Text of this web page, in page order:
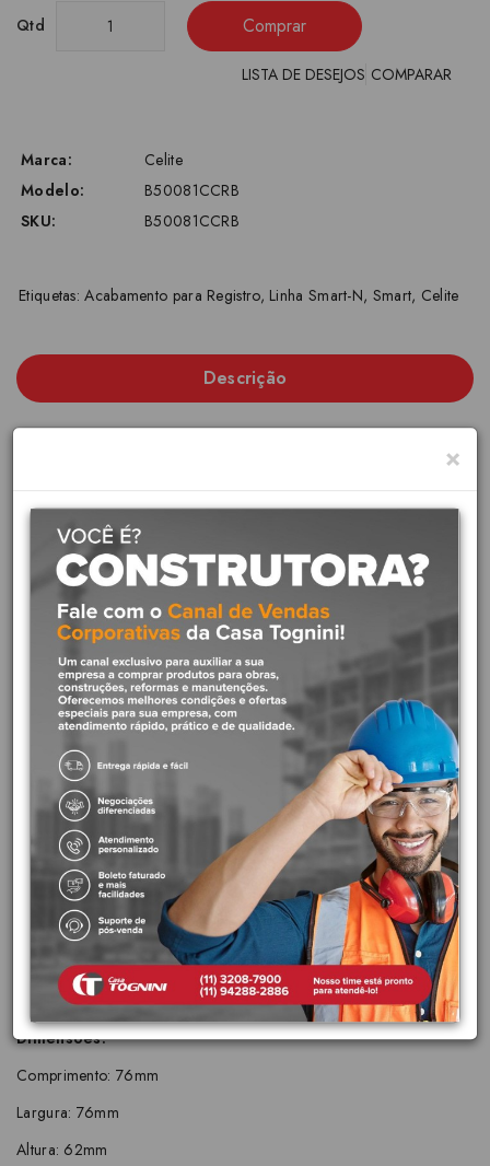
Qtd
Comprar
LISTA DE DESEJOS COMPARAR
Marca:
Celite
Modelo:
B50081CCRB
SKU:
B50081CCRB
Etiquetas:Acabamento para Registro, Linha Smart-N, Smart, Celite
Descrição
Acabamento de Registro Base
Celite Deca Smart-N Cromado
(1 1/4" e 1 1/2")
Marca:Celite
Linha:Smart-N
B50081CCRB
A linha Smart-N da Celite é bem versátil! Com acionamento em
alavanca ressalta a praticidade para banheiros e lavabos modernos
Características principais:
Acabamento: Cromado
Cromo Biníquel
Lugar de instalação: Lavatório
Tipo de instalação: Parede
Tipo: Acabamento de Registro
Dimensões:
Comprimento: 76mm
Largura: 76mm
Altura: 62mm
×